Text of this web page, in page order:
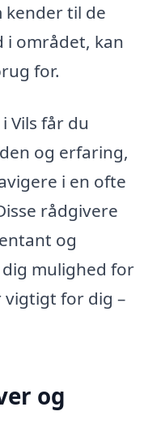
til de
i området, kan
for.
Vils får du
og erfaring,
i en ofte
rådgivere
og
mulighed for
vigtigt for dig –
og